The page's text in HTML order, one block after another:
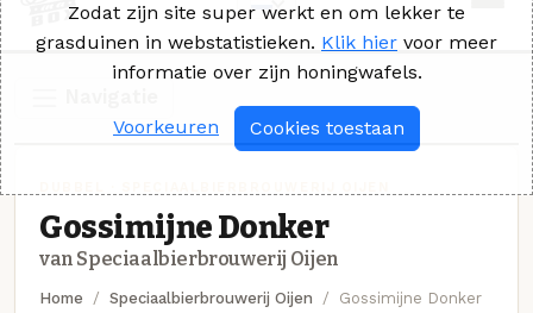
Gossimijne Donker
van Speciaalbierbrouwerij Oijen
Home Speciaalbierbrouwerij Oijen Gossimijne Donker
Zodat zijn site super werkt en om lekker te
grasduinen in webstatistieken. Klik hier voor meer
informatie over zijn honingwafels.
Voorkeuren Cookies toestaan